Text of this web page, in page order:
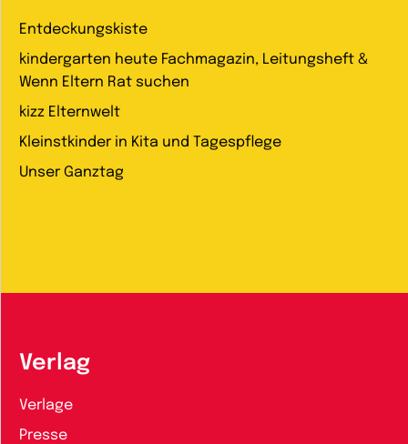
Entdeckungskiste
kindergarten heute Fachmagazin, Leitungsheft &
Wenn Eltern Rat suchen
kizz Elternwelt
Kleinstkinder in Kita und Tagespflege
Unser Ganztag
Verlag
Verlage
Presse